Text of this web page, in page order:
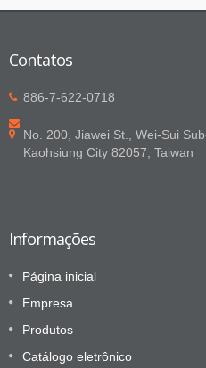
Contatos
886-7-622-0718
No. 200, Jiawei St., Wei-Sui
Kaohsiung City 82057, Taiwan
Informações
Página inicial
Empresa
Produtos
Catálogo eletrônico